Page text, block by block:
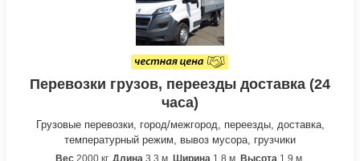
Перевозки грузов, переезды доставка (24
часа)
Грузовые перевозки, город/межгород, переезды, доставка,
температурный режим, вывоз мусора, грузчики
Вес 2000 кг. Длина 3,3 м. Ширина 1,8 м. Высота 1,9 м.